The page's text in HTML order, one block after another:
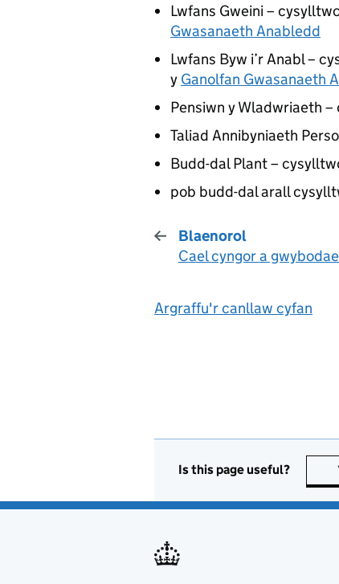
Lwfans Gweini –
Gwasanaeth Anabledd
Lwfans Byw i’r Anabl –
y Ganolfan Gwasanaeth
Pensiwn y Wladwriaeth –
Taliad Annibyniaeth
Budd-dal Plant –
pob budd-dal arall
Blaenorol
:
Cael cyngor a
Argraffu'r canllaw cyfan
Is this page useful?